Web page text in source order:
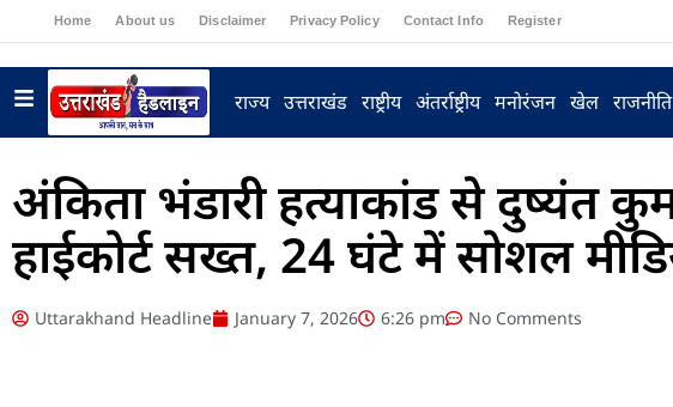
Home About us Disclaimer Privacy Policy Contact Info Register
राज्य उत्तराखंड राष्ट्रीय अंतर्राष्ट्रीय मनोरंजन खेल राजनीति
अंकिता भंडारी हत्याकांड से दुष्यंत
हाईकोर्ट सख्त, 24 घंटे में सोशल
Uttarakhand Headline January 7, 2026 6:26 pm No Comments